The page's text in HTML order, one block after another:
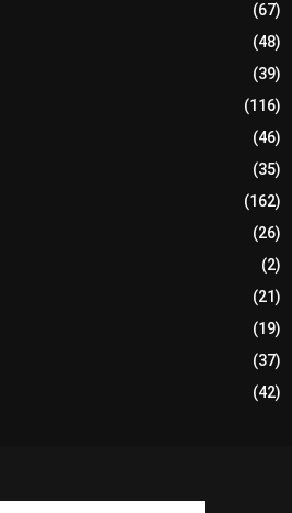
(67)
(48)
(39)
(116)
(46)
(35)
(162)
(26)
(2)
(21)
(19)
(37)
(42)